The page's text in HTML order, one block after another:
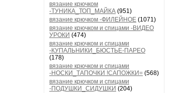
вязание крючком
-ТУНИКА_ТОП_МАЙКА (951)
вязание крючком -ФИЛЕЙНОЕ (1071)
вязание крючком и спицами -ВИДЕО
УРОКИ (474)
вязание крючком и спицами
-КУПАЛЬНИКИ_БЮСТЬЕ-ПАРЕО
(178)
вязание крючком и спицами
-НОСКИ_ТАПОЧКИ !САПОЖКИ= (568)
вязание крючком и спицами
-ПОДУШКИ_СИДУШКИ (204)